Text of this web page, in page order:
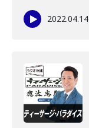
2022.04.14